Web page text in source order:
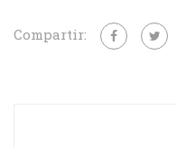
Compartir: